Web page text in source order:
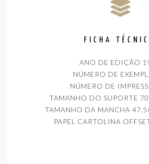
FICHA
ANO DE EDIÇÃO
NÚMERO DE
NÚMERO DE
TAMANHO DO SUPORTE
TAMANHO DA MANCHA
PAPEL CARTOLINA